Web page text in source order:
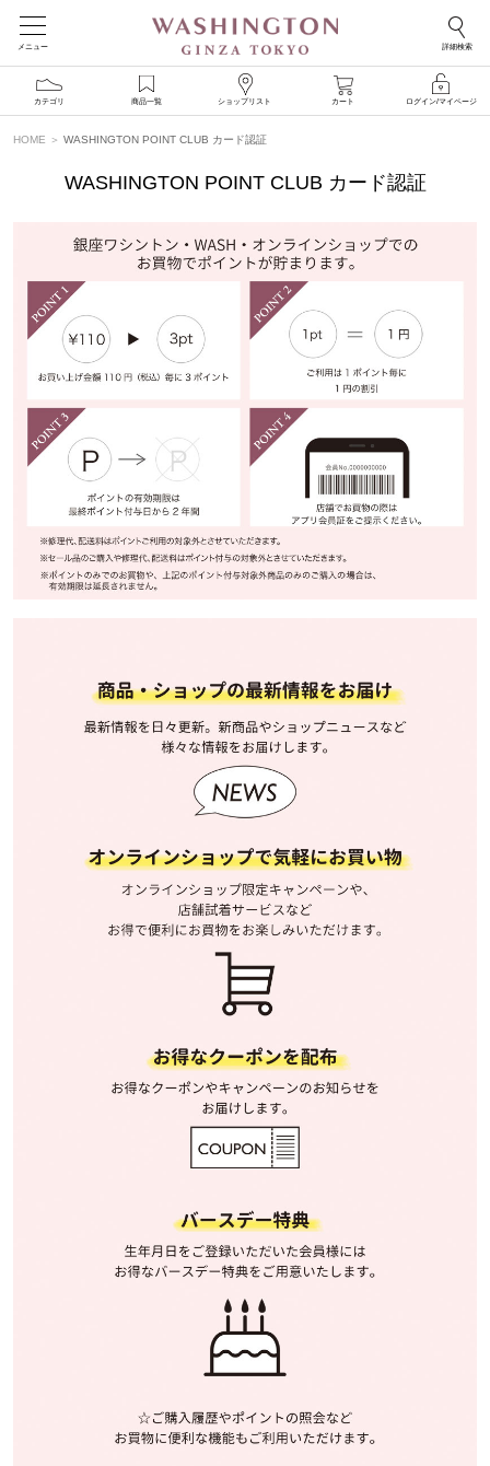
メニュー 詳細検索
カテゴリ 商品一覧 ショップリスト カート ログイン/マイページ
HOME WASHINGTON POINT CLUB カード認証
WASHINGTON POINT CLUB カード認証